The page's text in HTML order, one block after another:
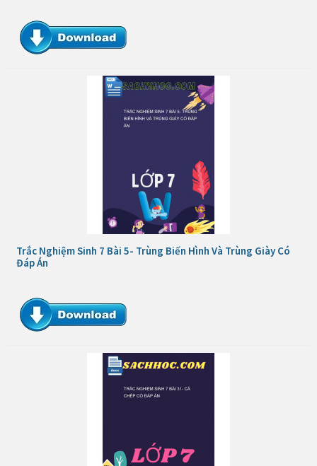
Trắc Nghiệm Sinh 7 Bài 5- Trùng Biến Hình Và Trùng Giày Có
Đáp Án